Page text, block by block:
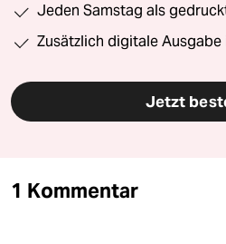
Jeden Samstag als
Zusätzlich digitale
Jetzt
1 Kommentar